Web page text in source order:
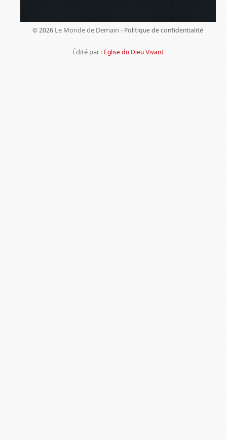
© 2026 Le Monde de Demain - Politique de confidentialité
Édité par : Église du Dieu Vivant